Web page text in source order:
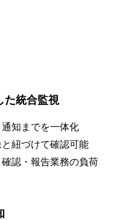
た統合監視
知までを一体化
紐づけて確認可能
認・報告業務の負荷